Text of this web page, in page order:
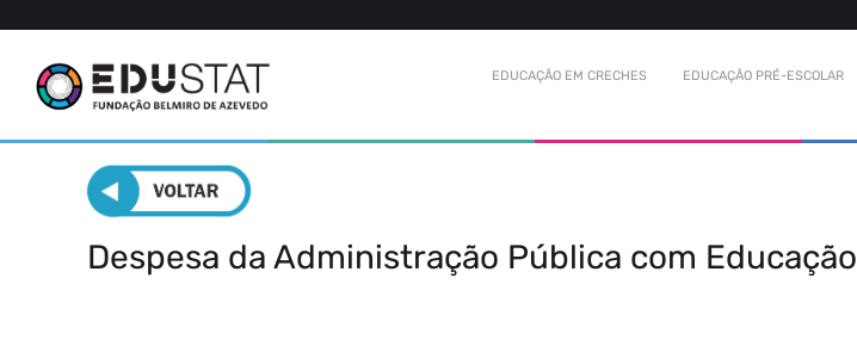
EDUCAÇÃO EM CRECHES EDUCAÇÃO PRÉ-ESCOLAR
Despesa da Administração Pública com Educação